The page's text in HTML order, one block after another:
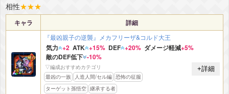
相性★★★
キャラ 詳細
『最凶親子の逆襲』メカフリーザ&コルド大王
気力 +2 ATK +15% DEF +20% ダメージ軽減+5%
敵のDEF低下 -10%
▽編成おすすめカテゴリ
最凶の一族
人造人間/セル編 恐怖の征服
ターゲット孫悟空 継承する者
+詳細